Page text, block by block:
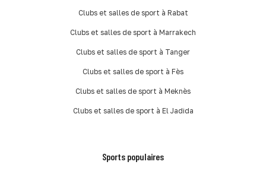
Clubs et salles de sport à Rabat
Clubs et salles de sport à Marrakech
Clubs et salles de sport à Tanger
Clubs et salles de sport à Fès
Clubs et salles de sport à Meknès
Clubs et salles de sport à El Jadida
Sports populaires